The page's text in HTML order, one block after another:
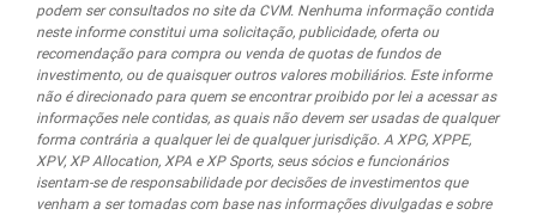
podem ser consultados no site da CVM. Nenhuma informação contida
neste informe constitui uma solicitação, publicidade, oferta ou
recomendação para compra ou venda de quotas de fundos de
investimento, ou de quaisquer outros valores mobiliários. Este informe
não é direcionado para quem se encontrar proibido por lei a acessar as
informações nele contidas, as quais não devem ser usadas de qualquer
forma contrária a qualquer lei de qualquer jurisdição. A XPG, XPPE,
XPV, XP Allocation, XPA e XP Sports, seus sócios e funcionários
isentam-se de responsabilidade por decisões de investimentos que
venham a ser tomadas com base nas informações divulgadas e sobre